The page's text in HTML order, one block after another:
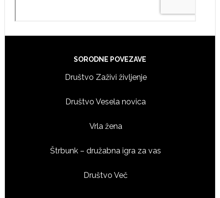
SORODNE POVEZAVE
Društvo Zaživi življenje
Društvo Vesela novica
Vrla žena
Štrbunk – družabna igra za vas
Društvo Več